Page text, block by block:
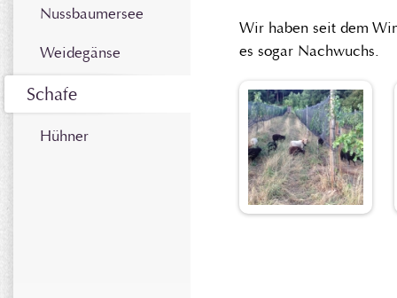
Nussbaumersee
Weidegänse
Schafe
Hühner
Wir haben seit dem
es sogar Nachwuchs.